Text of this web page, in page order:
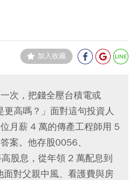
加入收藏
次，把錢全壓台積電或
高嗎？」面對這句投資人
月薪 4 萬的傳產工程師用 5
案。他存股0056、
股息，從年領 2 萬配息到
對父親中風、看護費與房